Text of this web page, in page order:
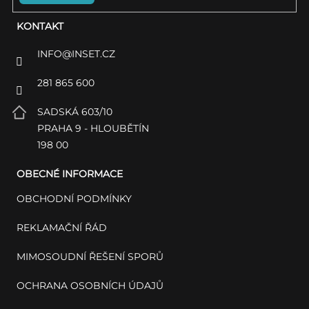
KONTAKT
INFO@INSET.CZ
281 865 600
SADSKÁ 603/10
PRAHA 9 - HLOUBĚTÍN
198 00
OBECNÉ INFORMACE
OBCHODNÍ PODMÍNKY
REKLAMAČNÍ ŘÁD
MIMOSOUDNÍ ŘEŠENÍ SPORŮ
OCHRANA OSOBNÍCH ÚDAJŮ